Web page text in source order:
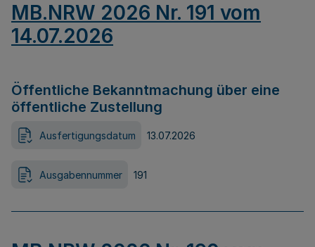
MB.NRW 2026 Nr. 191 vom
14.07.2026
Öffentliche Bekanntmachung über eine
öffentliche Zustellung
Ausfertigungsdatum 13.07.2026
Ausgabennummer 191